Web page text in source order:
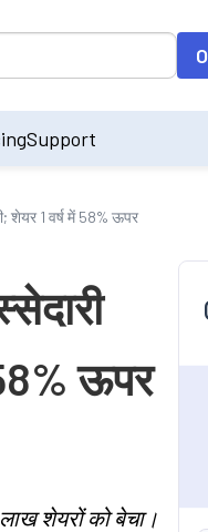
input field. On
Support
शेयर 1 वर्ष में 58% ऊपर
ऊपर
शेयरों को बेचा।